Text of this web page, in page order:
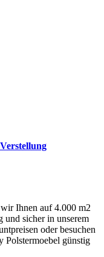
Ihnen auf 4.000 m2
und sicher in unserem
oder besuchen
Polstermoebel günstig